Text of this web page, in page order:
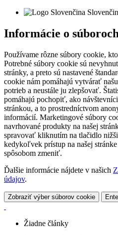
Informácie o
Používame rôzne súbory cookie,
Potrebné súbory cookie sú
stránky, a preto sú nastavené
cookie nám pomáhajú vytvárať
potrieb a neustále ju zlepšovať.
pomáhajú pochopiť, ako
stránkou, a to prostredníctvom
informácií. Marketingové súbory
navrhované produkty na našej
spravovať kliknutím na tlačidlo
kedykoľvek prístup na našej
spôsobom zmeniť.
Ďalšie informácie nájdete v našich
údajov.
Zobraziť výber súborov cookie
Žiadne články